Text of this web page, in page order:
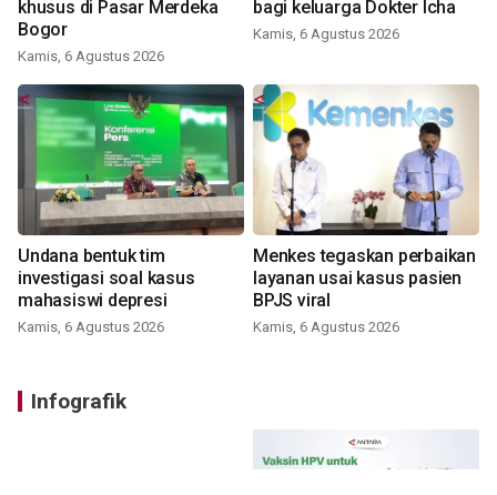
khusus di Pasar Merdeka
Bogor
Kamis, 6 Agustus 2026
bagi keluarga Dokter Icha
Kamis, 6 Agustus 2026
Undana bentuk tim
investigasi soal kasus
mahasiswi depresi
Kamis, 6 Agustus 2026
Menkes tegaskan perbaikan
layanan usai kasus pasien
BPJS viral
Kamis, 6 Agustus 2026
Infografik